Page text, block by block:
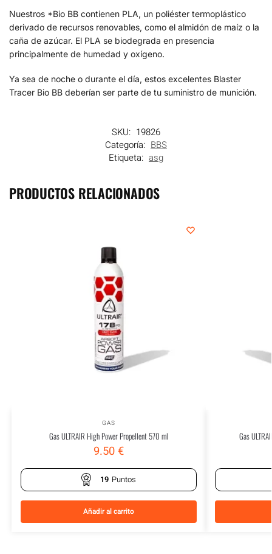
Nuestros *Bio BB contienen PLA, un poliéster termoplástico
derivado de recursos renovables, como el almidón de maíz o la
caña de azúcar. El PLA se biodegrada en presencia
principalmente de humedad y oxígeno.
Ya sea de noche o durante el día, estos excelentes Blaster
Tracer Bio BB deberían ser parte de tu suministro de munición.
SKU: 19826
Categoría: BBS
Etiqueta: asg
PRODUCTOS RELACIONADOS
GAS
Gas ULTRAIR High Power Propellent 570 ml
9.50€
19 Puntos
Añadir al carrito
Gas